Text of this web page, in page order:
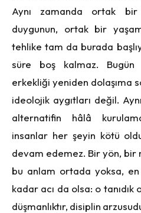
Aynı zamanda ortak
duygunun, ortak bir
tehlike tam da burada
süre boş kalmaz. Bugün
erkekliği yeniden dolaşıma
ideolojik aygıtları değil.
alternatifin hâlâ
insanlar her şeyin kötü
devam edemez. Bir yön, bir
bu anlam ortada yoksa, en
kadar acı da olsa: o tanıdık
düşmanlıktır, disiplin